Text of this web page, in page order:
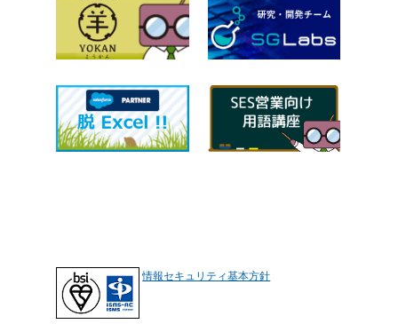
情報セキュリティ基本方針